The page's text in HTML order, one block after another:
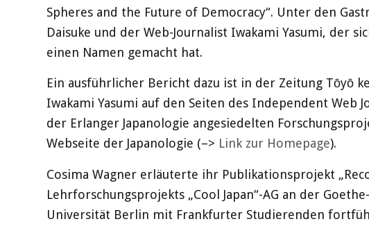
Spheres and the Future of Democracy“. Unter den
Daisuke und der Web-Journalist Iwakami Yasumi, der
einen Namen gemacht hat.
Ein ausführlicher Bericht dazu ist in der Zeitung Tōyō
Iwakami Yasumi auf den Seiten des Independent Web
der Erlanger Japanologie angesiedelten
Webseite der Japanologie (–> Link zur Homepage).
Cosima Wagner erläuterte ihr Publikationsprojekt
Lehrforschungsprojekts „Cool Japan“-AG an der
Universität Berlin mit Frankfurter Studierenden